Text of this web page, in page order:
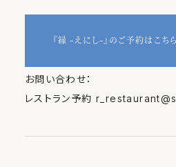
『縁 -えにし-』のご予約はこち
お問い合わせ：
レストラン予約